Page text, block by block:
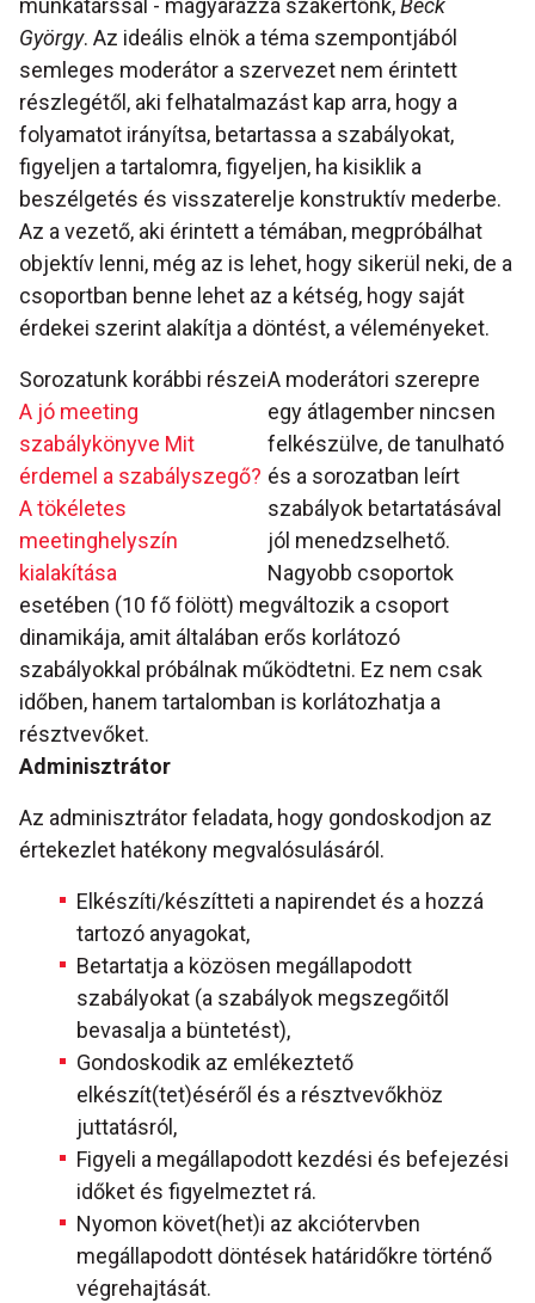
munkatárssal - magyarázza szakértőnk,Beck
György. Az ideális elnök a téma szempontjából
semleges moderátor a szervezet nem érintett
részlegétől, aki felhatalmazást kap arra, hogy a
folyamatot irányítsa, betartassa a szabályokat,
figyeljen a tartalomra, figyeljen, ha kisiklik a
beszélgetés és visszaterelje konstruktív mederbe.
Az a vezető, aki érintett a témában, megpróbálhat
objektív lenni, még az is lehet, hogy sikerül neki, de a
csoportban benne lehet az a kétség, hogy saját
érdekei szerint alakítja a döntést, a véleményeket.
Sorozatunk korábbi részei
A jó meeting
szabálykönyve Mit
érdemel a szabályszegő?
A tökéletes
meetinghelyszín
kialakítása
A moderátori szerepre
egy átlagember nincsen
felkészülve, de tanulható
és a sorozatban leírt
szabályok betartatásával
jól menedzselhető.
Nagyobb csoportok
esetében (10 fő fölött) megváltozik a csoport
dinamikája, amit általában erős korlátozó
szabályokkal próbálnak működtetni. Ez nem csak
időben, hanem tartalomban is korlátozhatja a
résztvevőket.
Adminisztrátor
Az adminisztrátor feladata, hogy gondoskodjon az
értekezlet hatékony megvalósulásáról.
Elkészíti/készítteti a napirendet és a hozzá
tartozó anyagokat,
Betartatja a közösen megállapodott
szabályokat (a szabályok megszegőitől
bevasalja a büntetést),
Gondoskodik az emlékeztető
elkészít(tet)éséről és a résztvevőkhöz
juttatásról,
Figyeli a megállapodott kezdési és befejezési
időket és figyelmeztet rá.
Nyomon követ(het)i az akciótervben
megállapodott döntések határidőkre történő
végrehajtását.